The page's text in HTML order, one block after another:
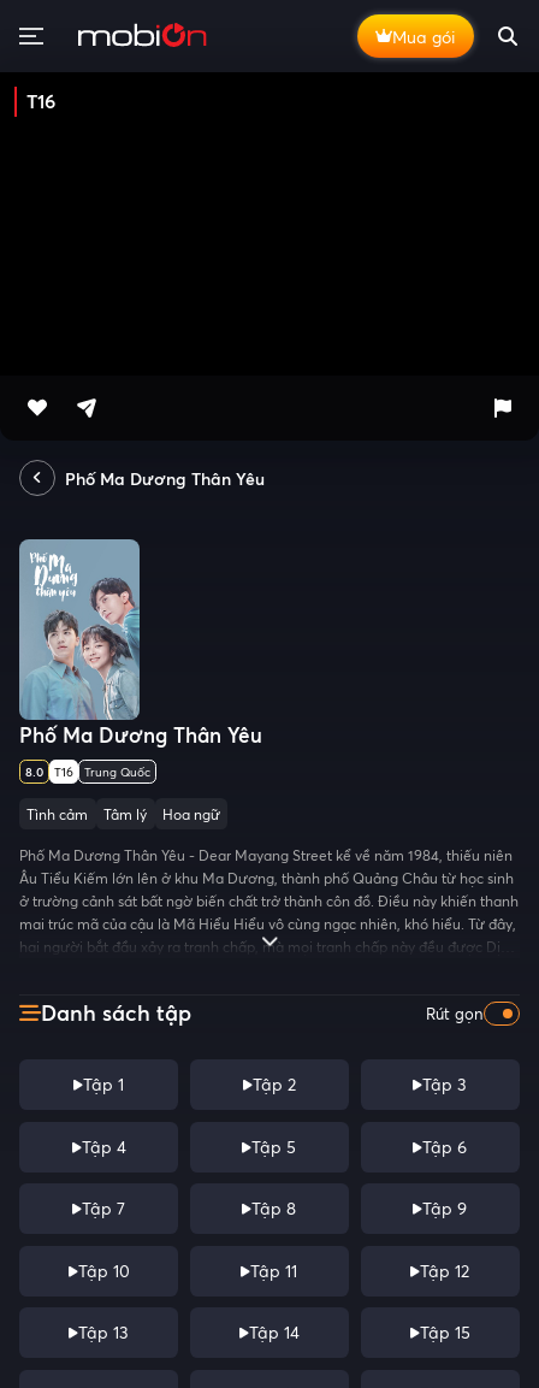
Mua gói
Phố Ma Dương Thân Yêu
T16
Phố Ma Dương Thân Yêu
8.0 T16 Trung Quốc
Tình cảm Tâm lý Hoa ngữ
Phố Ma Dương Thân Yêu - Dear Mayang Street kể về năm 1984, thiếu niên
Âu Tiểu Kiếm lớn lên ở khu Ma Dương, thành phố Quảng Châu từ học sinh
ở trường cảnh sát bất ngờ biến chất trở thành côn đồ. Điều này khiến thanh
mai trúc mã của cậu là Mã Hiểu Hiểu vô cùng ngạc nhiên, khó hiểu. Từ đây,
hai người bắt đầu xảy ra tranh chấp, mà mọi tranh chấp này đều được Dịch
bằng tuổi như Tôn Chuẩn, Lương Tiểu Bảo, Tăng Hảo, Mã Hiểu Hiểu kết
Đông Đông, Âu Tiểu Kiếm, Mã Hiểu Hiểu thắt chặt mối quan hệ. Nhóm bạn
cùng nhau trải qua năm tháng dữ dội, đáng khắc ghi thời tuổi trẻ.
Danh sách tập Rút gọn
Tập 1 Tập 2 Tập 3
Tập 4 Tập 5 Tập 6
Tập 7 Tập 8 Tập 9
Tập 10 Tập 11 Tập 12
Tập 13 Tập 14 Tập 15